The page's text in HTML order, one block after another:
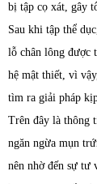
bị tập cọ xát, gây
Sau khi tập thể
lỗ chân lông được
hệ mật thiết, vì
tìm ra giải pháp
Trên đây là thông
ngăn ngừa mụn
nên nhờ đến sự tư